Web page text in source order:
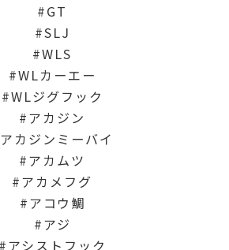
GT
SLJ
WLS
WLカーエー
WLジグフック
アカジン
アカジンミーバイ
アカムツ
アカメフグ
アコウ鯛
アジ
アシストフック